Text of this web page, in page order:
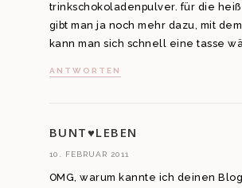
trinkschokoladenpulver. für die
gibt man ja noch mehr dazu, mit
kann man sich schnell eine tasse
ANTWORTEN
BUNT♥LEBEN
10. FEBRUAR 2011
OMG, warum kannte ich deinen